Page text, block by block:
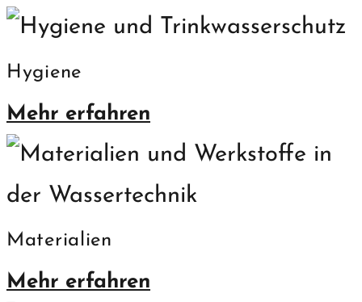
Hygiene
Mehr erfahren
Materialien
Mehr erfahren